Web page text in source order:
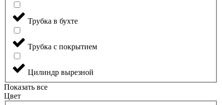
Трубка в бухте
Трубка с покрытием
Цилиндр вырезной
Показать все
Цвет